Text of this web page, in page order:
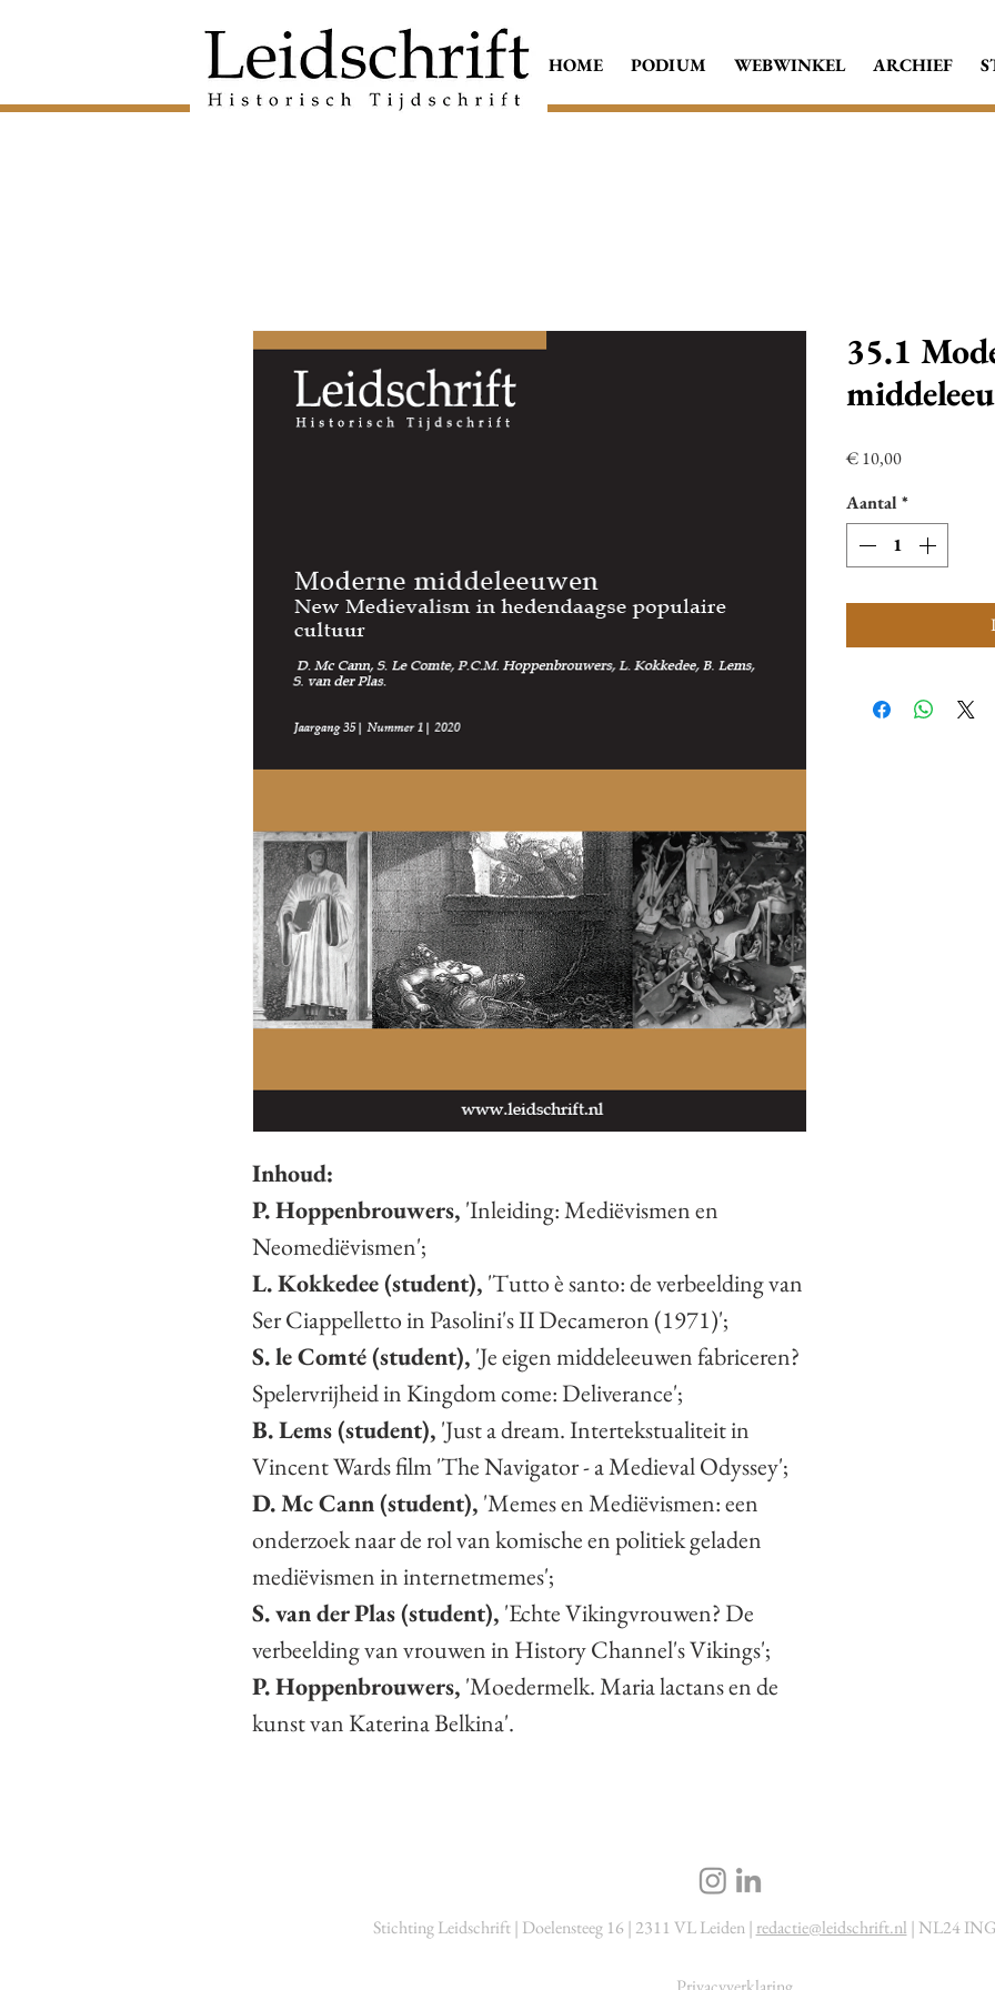
HOME PODIUM WEBWINKEL ARCHIEF
Inhoud:
P. Hoppenbrouwers, 'Inleiding: Mediëvismen en
Neomediëvismen';
L. Kokkedee (student), 'Tutto è santo: de verbeelding van
Ser Ciappelletto in Pasolini's II Decameron (1971)';
S. le Comté (student), 'Je eigen middeleeuwen fabriceren?
Spelervrijheid in Kingdom come: Deliverance';
B. Lems (student), 'Just a dream. Intertekstualiteit in
Vincent Wards film 'The Navigator - a Medieval Odyssey';
D. Mc Cann (student), 'Memes en Mediëvismen: een
onderzoek naar de rol van komische en politiek geladen
mediëvismen in internetmemes';
S. van der Plas (student), 'Echte Vikingvrouwen? De
verbeelding van vrouwen in History Channel's Vikings';
P. Hoppenbrouwers, 'Moedermelk. Maria lactans en de
kunst van Katerina Belkina'.
35.1
€ 10,00Prijs
Aantal *
Stichting Leidschrift | Doelensteeg 16 | 2311 VL Leiden | redactie@leidschrift.nl | NL24